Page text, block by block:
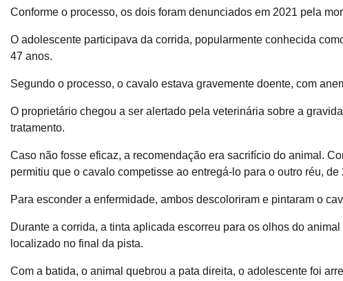
Conforme o processo, os dois foram denunciados em 2021 pela
O adolescente participava da corrida, popularmente conhecida
47 anos.
Segundo o processo, o cavalo estava gravemente doente, com
O proprietário chegou a ser alertado pela veterinária sobre a
tratamento.
Caso não fosse eficaz, a recomendação era sacrifício do animal.
permitiu que o cavalo competisse ao entregá-lo para o outro réu,
Para esconder a enfermidade, ambos descoloriram e pintaram o
Durante a corrida, a tinta aplicada escorreu para os olhos do
localizado no final da pista.
Com a batida, o animal quebrou a pata direita, o adolescente foi